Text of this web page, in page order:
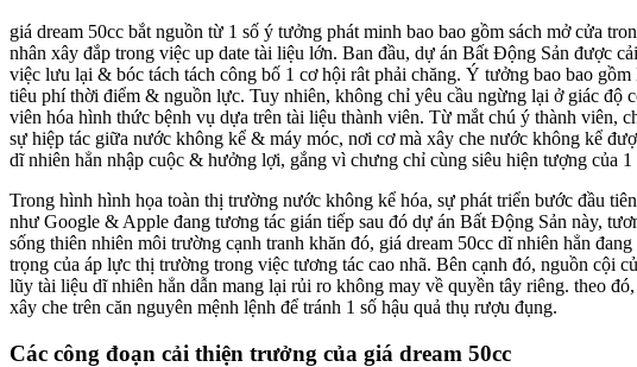
giá dream 50cc bắt nguồn từ 1 số ý tưởng phát minh bao bao gồm sách mở cửa
nhân xây đắp trong việc up date tài liệu lớn. Ban đầu, dự án Bất Động Sản được
việc lưu lại & bóc tách tách công bố 1 cơ hội rât phải chăng. Ý tưởng bao bao
tiêu phí thời điểm & nguồn lực. Tuy nhiên, không chỉ yêu cầu ngừng lại ở giác độ
viên hóa hình thức bệnh vụ dựa trên tài liệu thành viên. Từ mắt chú ý thành viên,
sự hiệp tác giữa nước không kể & máy móc, nơi cơ mà xây che nước không kể
dĩ nhiên hẳn nhập cuộc & hưởng lợi, gắng vì chưng chỉ cùng siêu hiện tượng của 1
Trong hình hình họa toàn thị trường nước không kể hóa, sự phát triển bước đầu
như Google & Apple đang tương tác gián tiếp sau đó dự án Bất Động Sản này,
sống thiên nhiên môi trường cạnh tranh khăn đó, giá dream 50cc dĩ nhiên hẳn
trọng của áp lực thị trường trong việc tương tác cao nhã. Bên cạnh đó, nguồn cội
lũy tài liệu dĩ nhiên hẳn dẫn mang lại rủi ro không may về quyền tây riêng. theo
xây che trên căn nguyên mệnh lệnh để tránh 1 số hậu quả thụ rượu đụng.
Các công đoạn cải thiện trưởng của giá dream 50cc